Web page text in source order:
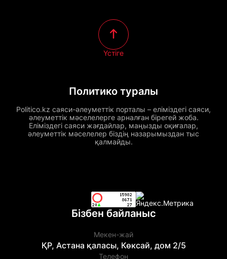
Политико туралы
Politico.kz саяси-әлеуметтік порталы – еліміздегі саяси,
әлеуметтік мәселелерге арналған бірегей жоба.
Еліміздегі саяси жағдайлар, маңызды оқиғалар,
әлеуметтік мәселелер біздің назарымыздан тыс
қалмайды.
Үстіге
Бізбен байланыс
Мекен-жай
ҚР, Астана қаласы, Көксай, дом 2/5
Телефон